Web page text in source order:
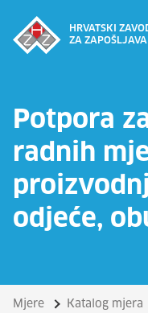
HRVATSKI
ZA
Potpora
radnih
odjeće,
Mjere Katalog mjera